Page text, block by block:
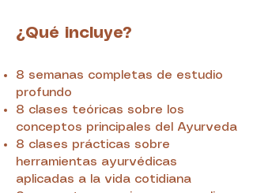
¿Qué incluye?
8 semanas completas de estudio
profundo
8 clases teóricas sobre los
conceptos principales del Ayurveda
8 clases prácticas sobre
herramientas ayurvédicas
aplicadas a la vida cotidiana